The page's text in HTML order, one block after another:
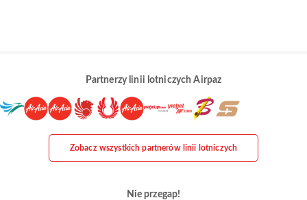
Partnerzy linii lotniczych Airpaz
Zobacz wszystkich partnerów linii lotniczych
Nie przegap!